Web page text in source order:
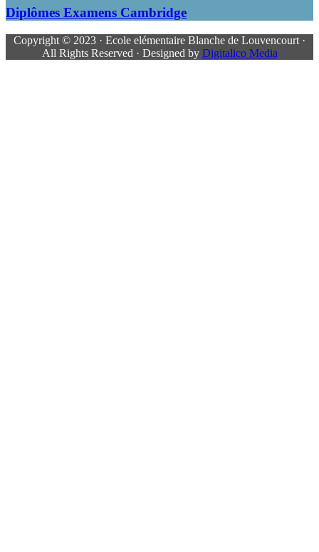
Diplômes Examens Cambridge
Copyright © 2023 · Ecole elémentaire Blanche de Louvencourt ·
All Rights Reserved · Designed by Digitalico Media